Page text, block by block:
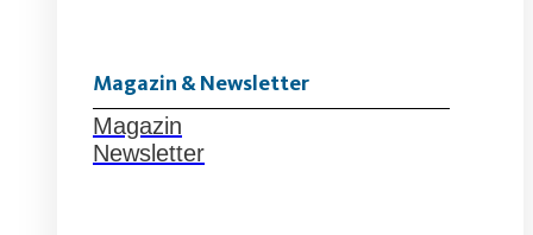
Magazin & Newsletter
Magazin
Newsletter